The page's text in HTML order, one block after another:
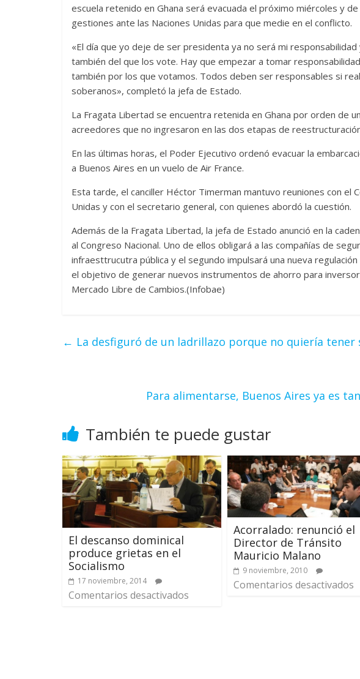
escuela retenido en Ghana será evacuada el próximo miércoles y
gestiones ante las Naciones Unidas para que medie en el conflicto.
«El día que yo deje de ser presidenta ya no será mi
también del que los vote. Hay que empezar a tomar
también por los que votamos. Todos deben ser responsables si
soberanos», completó la jefa de Estado.
La Fragata Libertad se encuentra retenida en Ghana por orden de
acreedores que no ingresaron en las dos etapas de
En las últimas horas, el Poder Ejecutivo ordenó evacuar la
a Buenos Aires en un vuelo de Air France.
Esta tarde, el canciller Héctor Timerman mantuvo reuniones con el
Unidas y con el secretario general, con quienes abordó la cuestión.
Además de la Fragata Libertad, la jefa de Estado anunció en la
al Congreso Nacional. Uno de ellos obligará a las compañías de
infraesttrucutra pública y el segundo impulsará una nueva
el objetivo de generar nuevos instrumentos de ahorro para
Mercado Libre de Cambios.(Infobae)
← La desfiguró de un ladrillazo porque no quiería tener
Para alimentarse, Buenos Aires ya es
También te puede gustar
El descanso dominical
produce grietas en el
Socialismo
17 noviembre, 2014
Comentarios desactivados
Acorralado: renunció el
Director de Tránsito
Mauricio Malano
9 noviembre, 2010
Comentarios desactivados